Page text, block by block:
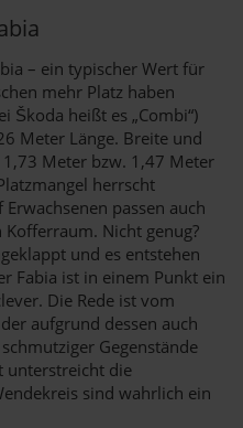
– ein typischer Wert für
mehr Platz haben
Škoda heißt es „Combi“)
Meter Länge. Breite und
1,73 Meter bzw. 1,47 Meter
herrscht
passen auch
Nicht genug?
und es entstehen
Fabia ist in einem Punkt ein
Die Rede ist vom
aufgrund dessen auch
Gegenstände
unterstreicht die
sind wahrlich ein